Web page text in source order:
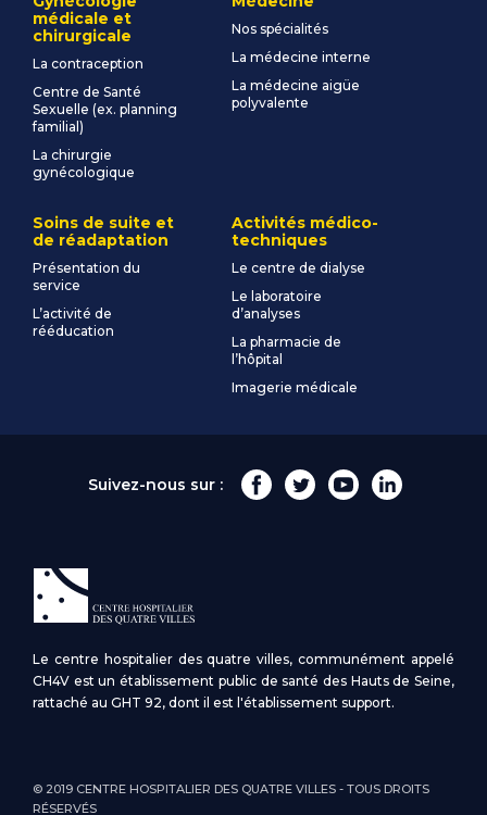
médicale et
chirurgicale
La contraception
Centre de Santé
Sexuelle (ex. planning
familial)
La chirurgie
gynécologique
Nos spécialités
La médecine interne
La médecine aigüe
polyvalente
Soins de suite et
de réadaptation
Présentation du
service
L’activité de
rééducation
Activités médico-
techniques
Le centre de dialyse
Le laboratoire
d’analyses
La pharmacie de
l’hôpital
Imagerie médicale
Suivez-nous sur :
Le centre hospitalier des quatre villes, communément appelé
CH4V est un établissement public de santé des Hauts de Seine,
rattaché au GHT 92, dont il est l'établissement support.
© 2019 CENTRE HOSPITALIER DES QUATRE VILLES - TOUS DROITS
RÉSERVÉS